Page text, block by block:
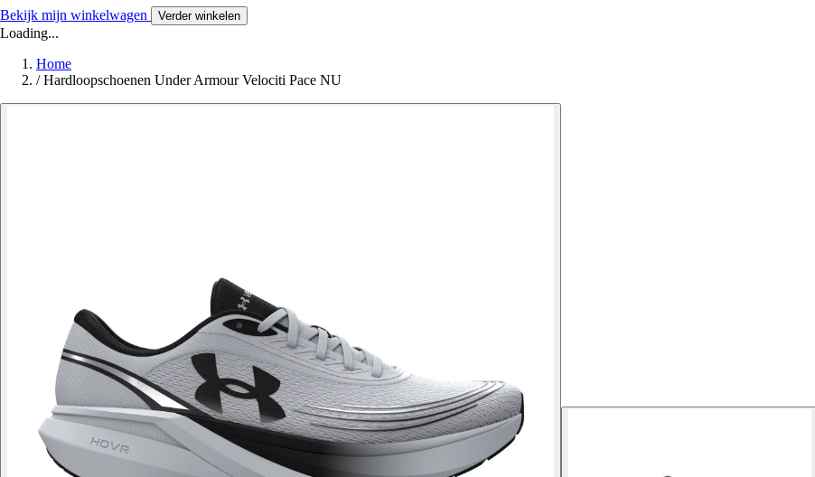
Bekijk mijn winkelwagen Verder winkelen
Loading...
Home
/ Hardloopschoenen Under Armour Velociti Pace NU